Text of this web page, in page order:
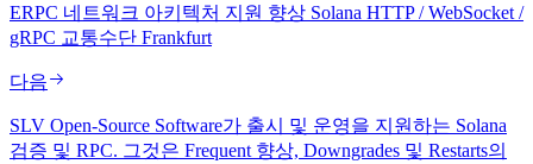
ERPC 네트워크 아키텍처 지원 향상 Solana HTTP / WebSocket /
gRPC 교통수단 Frankfurt
다음
SLV Open-Source Software가 출시 및 운영을 지원하는 Solana
검증 및 RPC. 그것은 Frequent 향상, Downgrades 및 Restarts의